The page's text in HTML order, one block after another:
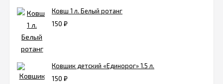
Ковш 1 л. Белый ротанг
150 ₽
Ковшик детский «Единорог» 1.5 л.
150 ₽